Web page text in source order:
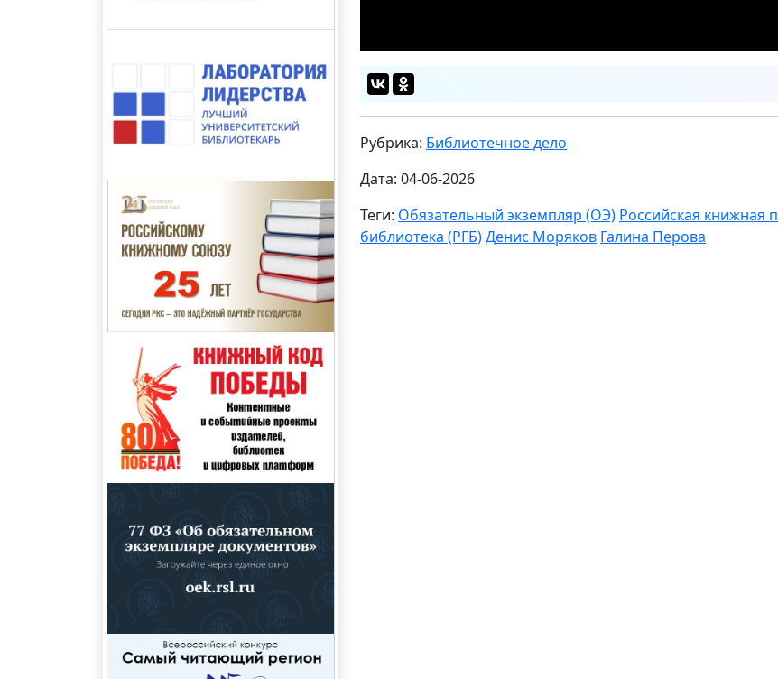
Рубрика: Библиотечное дело
Дата: 04-06-2026
Теги: Обязательный экземпляр (ОЭ) Российская книжная
библиотека (РГБ)Денис Моряков Галина Перова